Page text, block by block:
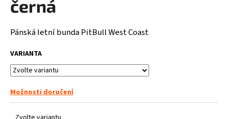
hvězdiček.
černá
Pánská letní bunda PitBull West Coast
VARIANTA
Možnosti doručení
HLEDAT
D
o
p